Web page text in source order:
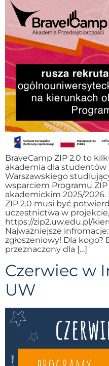
BraveCamp ZIP 2.0 to
akademia dla
Warszawskiego
wsparciem Programu
akademickim 2025/
ZIP 2.0 musi być
uczestnictwa w
https://zip2.uw.edu.pl/
Najważniejsze
zgłoszeniowy! Dla kogo?
przeznaczony dla […]
Czerwiec w
UW